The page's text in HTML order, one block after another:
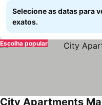
Selecione as datas para
exatos.
Escolha popular
City Apartments